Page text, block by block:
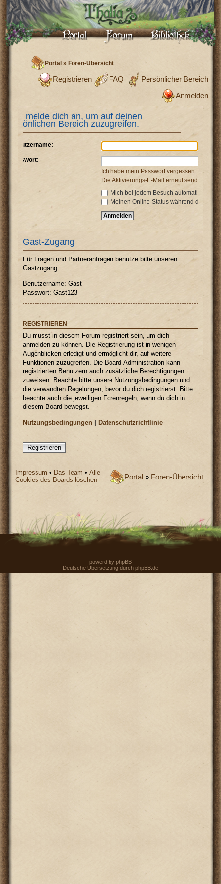
Portal »Foren-Übersicht
Persönlicher Bereich
FAQ
Registrieren
Anmelden
Bitte melde dich an, um auf deinen
persönlichen Bereich zuzugreifen.
Benutzername:
Passwort:
Ich habe mein Passwort vergessen
Die Aktivierungs-E-Mail erneut senden
Mich bei jedem Besuch automatisch
Meinen Online-Status während dieser
Gast-Zugang
Für Fragen und Partneranfragen benutze bitte unseren
Gastzugang.
Benutzername: Gast
Passwort: Gast123
REGISTRIEREN
Du musst in diesem Forum registriert sein, um dich
anmelden zu können. Die Registrierung ist in wenigen
Augenblicken erledigt und ermöglicht dir, auf weitere
Funktionen zuzugreifen. Die Board-Administration kann
registrierten Benutzern auch zusätzliche Berechtigungen
zuweisen. Beachte bitte unsere Nutzungsbedingungen und
die verwandten Regelungen, bevor du dich registrierst. Bitte
beachte auch die jeweiligen Forenregeln, wenn du dich in
diesem Board bewegst.
Nutzungsbedingungen |Datenschutzrichtlinie
Registrieren
Portal » Foren-Übersicht
Impressum • Das Team •Alle
Cookies des Boards löschen
powerd by phpBB
Deutsche Übersetzung durch phpBB.de